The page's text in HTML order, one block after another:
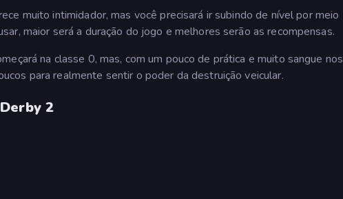
muito intimidador, mas você precisará ir subindo de nível por meio
maior será a duração do jogo e melhores serão as recompensas.
na classe 0, mas, com um pouco de prática e muito sangue nos
para realmente sentir o poder da destruição veicular.
2